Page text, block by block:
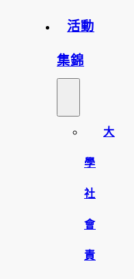
活動
集錦
大
學
社
會
責